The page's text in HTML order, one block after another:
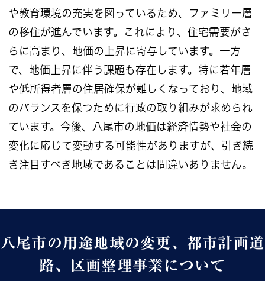
や教育環境の充実を図っているため、ファミリー層
の移住が進んでいます。これにより、住宅需要がさ
らに高まり、地価の上昇に寄与しています。一方
で、地価上昇に伴う課題も存在します。特に若年層
や低所得者層の住居確保が難しくなっており、地域
のバランスを保つために行政の取り組みが求められ
ています。今後、八尾市の地価は経済情勢や社会の
変化に応じて変動する可能性がありますが、引き続
き注目すべき地域であることは間違いありません。
八尾市の用途地域の変更、都市計画道
路、区画整理事業について